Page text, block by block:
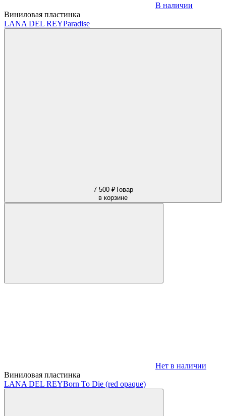
В наличии
Виниловая пластинка
LANA DEL REYParadise
7 500 ₽Товар
в корзине
Нет в наличии
Виниловая пластинка
LANA DEL REYBorn To Die (red opaque)